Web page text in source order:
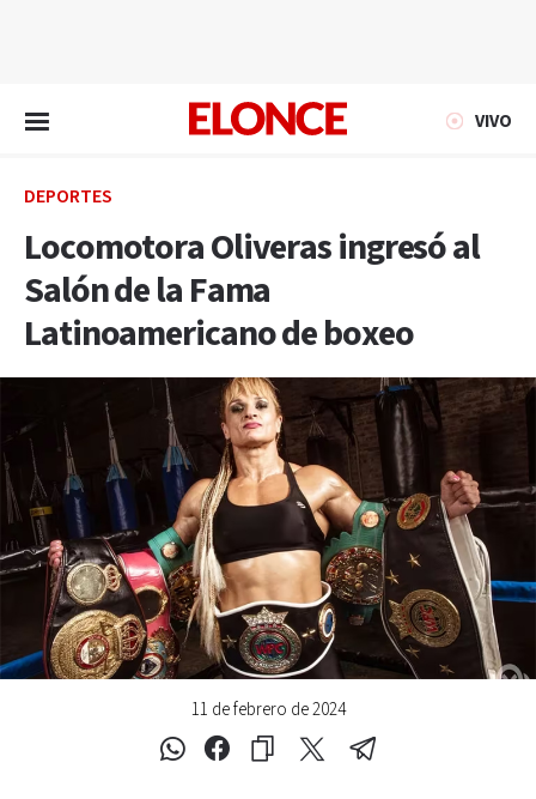
VIVO
DEPORTES
Locomotora Oliveras ingresó al
Salón de la Fama
Latinoamericano de boxeo
11 de febrero de 2024